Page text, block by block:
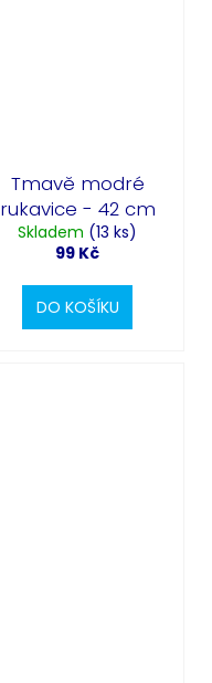
Tmavě modré
rukavice - 42 cm
Skladem (13 ks)
99 Kč
DO KOŠÍKU